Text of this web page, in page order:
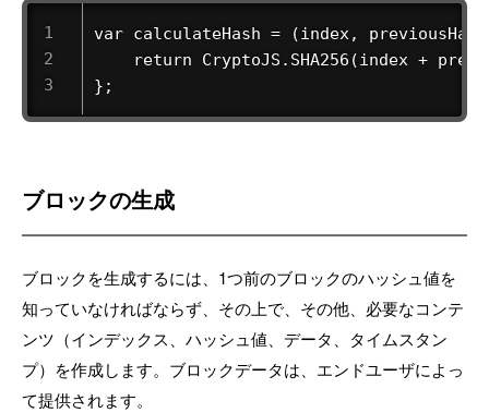
var calculateHash = (index,
return CryptoJS.SHA256(index +
};
ブロックの生成
ブロックを生成するには、1つ前のブロックのハッシュ値を
知っていなければならず、その上で、その他、必要なコンテ
ンツ（インデックス、ハッシュ値、データ、タイムスタン
プ）を作成します。ブロックデータは、エンドユーザによっ
て提供されます。